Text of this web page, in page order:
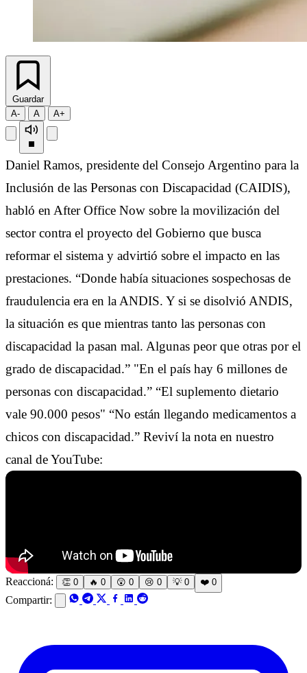
Guardar
A-
A A+
Daniel Ramos, presidente del Consejo Argentino para la
Inclusión de las Personas con Discapacidad (CAIDIS),
habló en After Office Now sobre la movilización del
sector contra el proyecto del Gobierno que busca
reformar el sistema y advirtió sobre el impacto en las
prestaciones. “Donde había situaciones sospechosas de
fraudulencia era en la ANDIS. Y si se disolvió ANDIS,
la situación es que mientras tanto las personas con
discapacidad la pasan mal. Algunas peor que otras por el
grado de discapacidad.” "En el país hay 6 millones de
personas con discapacidad.” “El suplemento dietario
vale 90.000 pesos" “No están llegando medicamentos a
chicos con discapacidad.” Reviví la nota en nuestro
canal de YouTube:
Reaccioná: 👏 0 🔥 0 😲 0 😢 0 💡 0 ❤️ 0
Compartir: